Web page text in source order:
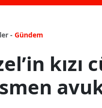
- Gündem